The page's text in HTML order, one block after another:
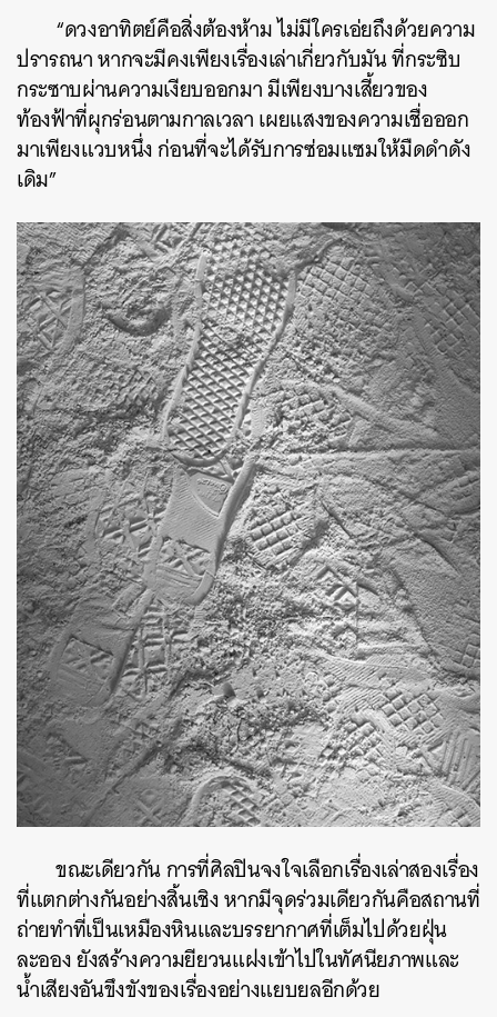
“ดวงอาทิตย์คือสิ่งต้องห้าม ไม่มีใครเอ่ยถึงด้วยความ
ปรารถนา หากจะมีคงเพียงเรื่องเล่าเกี่ยวกับมัน ที่กระซิบ
กระซาบผ่านความเงียบออกมา มีเพียงบางเสี้ยวของ
ท้องฟ้าที่ผุกร่อนตามกาลเวลา เผยแสงของความเชื่อออก
มาเพียงแวบหนึ่ง ก่อนที่จะได้รับการซ่อมแซมให้มืดดำดัง
เดิม”
ขณะเดียวกัน การที่ศิลปินจงใจเลือกเรื่องเล่าสองเรื่อง
ที่แตกต่างกันอย่างสิ้นเชิง หากมีจุดร่วมเดียวกันคือสถานที่
ถ่ายทำที่เป็นเหมืองหินและบรรยากาศที่เต็มไปด้วยฝุ่น
ละออง ยังสร้างความยียวนแฝงเข้าไปในทัศนียภาพและ
น้ำเสียงอันขึงขังของเรื่องอย่างแยบยลอีกด้วย
ค้นหา
SHARE TWEET LINE EMAIL